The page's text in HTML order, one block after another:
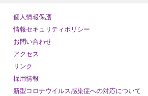
個人情報保護
情報セキュリティポリシー
お問い合わせ
アクセス
リンク
採用情報
新型コロナウイルス感染症への対応について